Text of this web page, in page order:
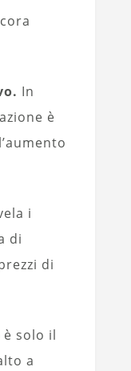
In
è
i
di
di
solo il
a